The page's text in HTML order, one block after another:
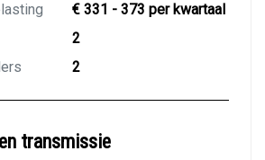
€ 331 - 373 per kwartaal
2
2
transmissie